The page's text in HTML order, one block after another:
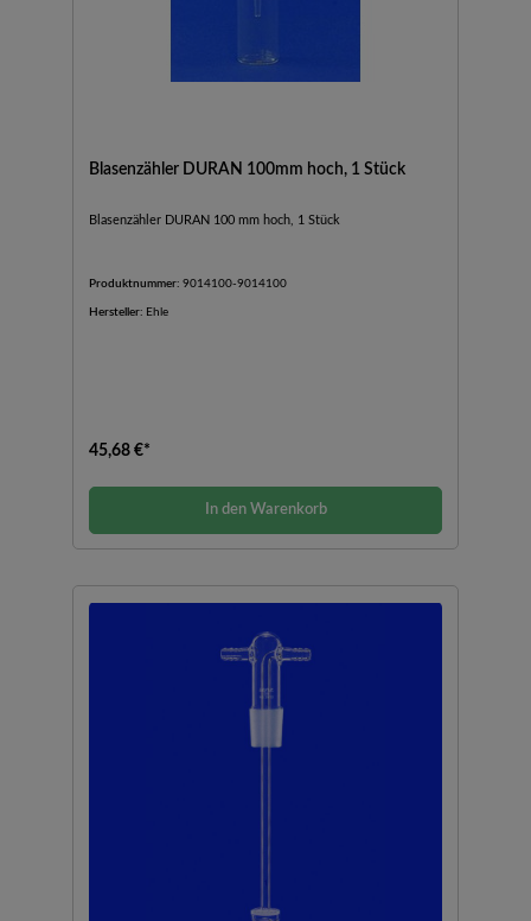
Blasenzähler DURAN 100mm hoch, 1 Stück
Blasenzähler DURAN 100 mm hoch, 1 Stück
Produktnummer: 9014100-9014100
Hersteller: Ehle
45,68 €*
In den Warenkorb